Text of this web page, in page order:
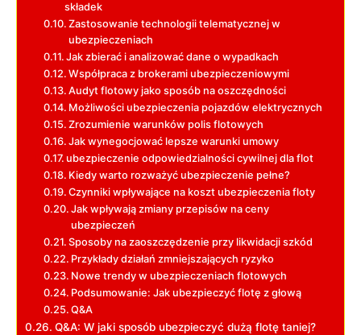
składek
Zastosowanie technologii telematycznej w
ubezpieczeniach
Jak zbierać i analizować dane o wypadkach
Współpraca z brokerami ubezpieczeniowymi
Audyt flotowy jako sposób na oszczędności
Możliwości ubezpieczenia pojazdów elektrycznych
Zrozumienie warunków polis flotowych
Jak wynegocjować lepsze warunki umowy
ubezpieczenie odpowiedzialności cywilnej dla flot
Kiedy warto rozważyć ubezpieczenie pełne?
Czynniki wpływające na koszt ubezpieczenia floty
Jak wpływają zmiany przepisów na ceny
ubezpieczeń
Sposoby na zaoszczędzenie przy likwidacji szkód
Przykłady działań zmniejszających ryzyko
Nowe trendy w ubezpieczeniach flotowych
Podsumowanie: Jak ubezpieczyć flotę z głową
Q&A
Q&A: W jaki sposób ubezpieczyć dużą flotę taniej?